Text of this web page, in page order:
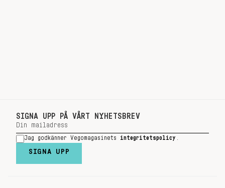
SIGNA UPP PÅ VÅRT NYHETSBREV
Jag godkänner Vegomagasinets integritetspolicy
SIGNA UPP